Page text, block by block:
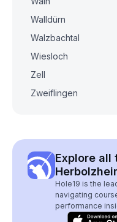
Walldürn
Walzbachtal
Wiesloch
Zell
Zweiflingen
Explore all
Hole19 is the
navigating
performance